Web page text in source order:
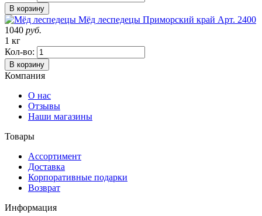
В корзину
Мёд леспедецы Приморский край Арт. 2400
1040 руб.
1 кг
Кол-во:
В корзину
Компания
О нас
Отзывы
Наши магазины
Товары
Ассортимент
Доставка
Корпоративные подарки
Возврат
Информация